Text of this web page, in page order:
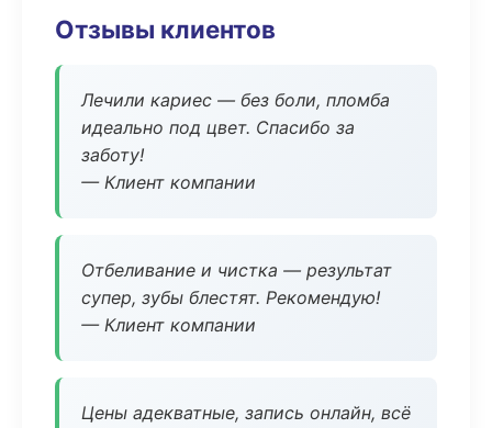
Отзывы клиентов
Лечили кариес — без боли, пломба
идеально под цвет. Спасибо за
заботу!
— Клиент компании
Отбеливание и чистка — результат
супер, зубы блестят. Рекомендую!
— Клиент компании
Цены адекватные, запись онлайн, всё